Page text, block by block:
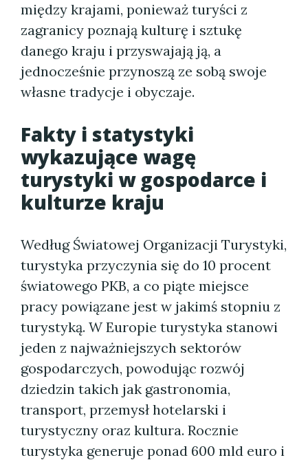
między krajami, ponieważ turyści z
zagranicy poznają kulturę i sztukę
danego kraju i przyswajają ją, a
jednocześnie przynoszą ze sobą swoje
własne tradycje i obyczaje.
Fakty i statystyki
wykazujące wagę
turystyki w gospodarce i
kulturze kraju
Według Światowej Organizacji Turystyki,
turystyka przyczynia się do 10 procent
światowego PKB, a co piąte miejsce
pracy powiązane jest w jakimś stopniu z
turystyką. W Europie turystyka stanowi
jeden z najważniejszych sektorów
gospodarczych, powodując rozwój
dziedzin takich jak gastronomia,
transport, przemysł hotelarski i
turystyczny oraz kultura. Rocznie
turystyka generuje ponad 600 mld euro i